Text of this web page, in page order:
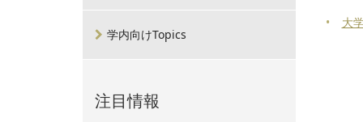
大
学内向けTopics
注目情報